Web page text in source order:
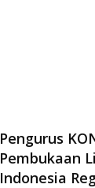
Pengurus
Pembukaan
Indonesia